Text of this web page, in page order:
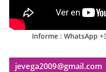
Informe : WhatsApp
jevega2009@gmail.com